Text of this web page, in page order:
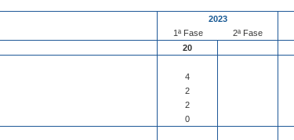
2023
1ª Fase
2ª Fase
20
4
2
2
0